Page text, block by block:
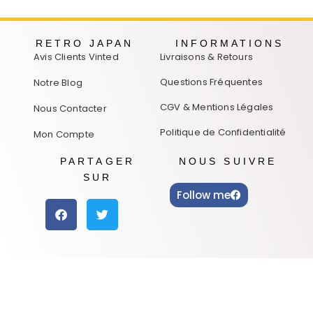
RETRO JAPAN
Avis Clients Vinted
Notre Blog
Nous Contacter
Mon Compte
INFORMATIONS
Livraisons & Retours
Questions Fréquentes
CGV & Mentions Légales
Politique de Confidentialité
PARTAGER
SUR
NOUS SUIVRE
Follow me